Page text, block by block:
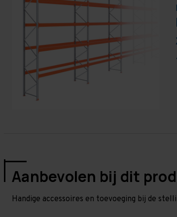
Aanbevolen bij dit
Handige accessoires en toevoeging bij de